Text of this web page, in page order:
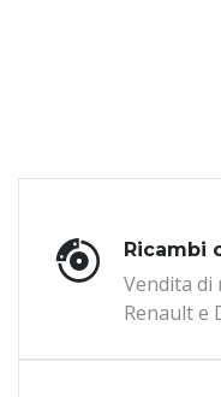
Ricambi
Vendita di
Renault e